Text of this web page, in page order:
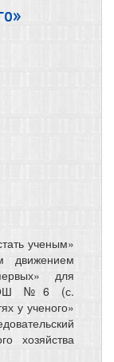
ученым»
движением
для
№6 (с.
у ученого»
хозяйства